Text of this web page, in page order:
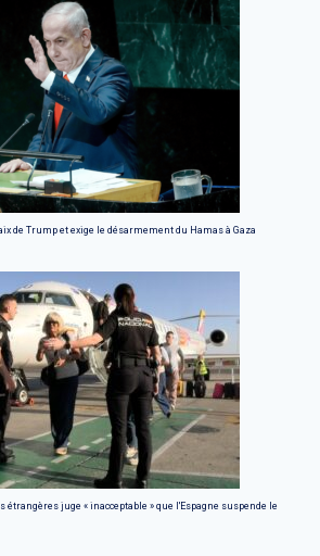
de Trump et exige le désarmement du Hamas à Gaza
juge « inacceptable » que l'Espagne suspende le